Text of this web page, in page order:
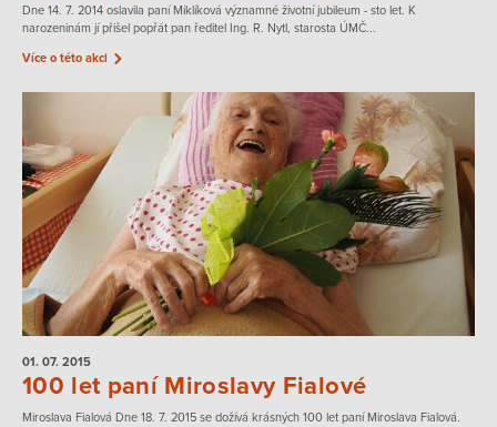
Dne 14. 7. 2014 oslavila paní Miklíková významné životní jubileum - sto let. K
narozeninám jí přišel popřát pan ředitel Ing. R. Nytl, starosta ÚMČ...
Více o této akci
01. 07. 2015
100 let paní Miroslavy Fialové
Miroslava Fialová Dne 18. 7. 2015 se dožívá krásných 100 let paní Miroslava Fialová.